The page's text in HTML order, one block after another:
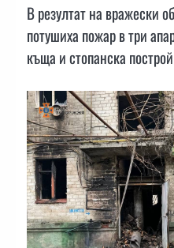
В резултат на вражески
потушиха пожар в три
къща и стопанска